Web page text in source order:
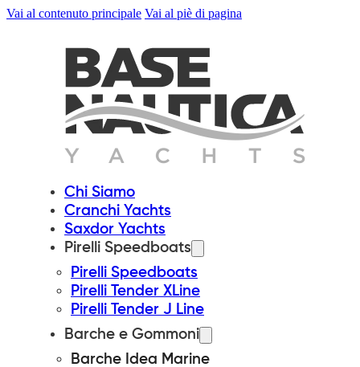
Vai al contenuto principale Vai al piè di pagina
Chi Siamo
Cranchi Yachts
Saxdor Yachts
Pirelli Speedboats
Pirelli Speedboats
Pirelli Tender XLine
Pirelli Tender J Line
Barche e Gommoni
Barche Idea Marine